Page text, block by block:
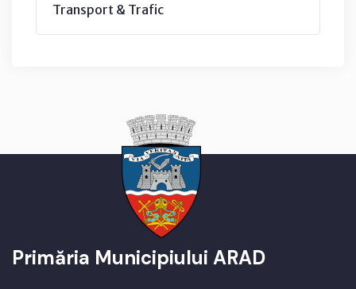
Transport & Trafic
Primăria Municipiului ARAD